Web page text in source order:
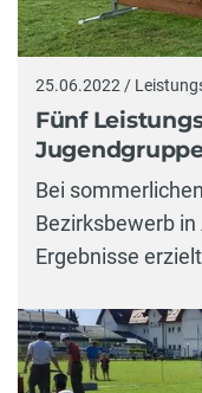
25.06.2022 /
Fünf
Bei
Bezirksbewerb
Ergebnisse